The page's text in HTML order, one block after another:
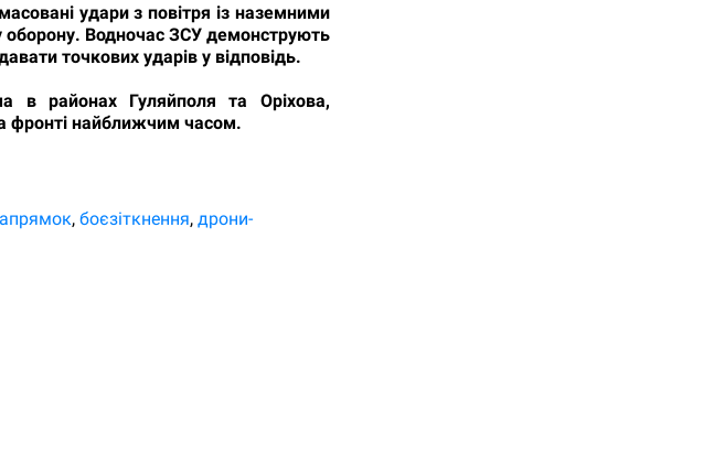
удари з повітря із наземними
Водночас ЗСУ демонструють
точкових ударів у відповідь.
в районах Гуляйполя та Оріхова,
фронті найближчим часом.
боєзіткнення дрони-